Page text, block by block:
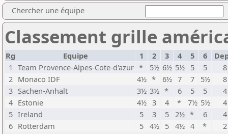
Chercher une équipe
Classement grille
Rg Equipe 1 2 3 4 5 6
1 Team Provence-Alpes-Cote-d'azur * 5½ 6½ 5½ 5 5
8
2 Monaco IDF 4½ * 6½ 7 7 5½
8
3 Sachen-Anhalt 3½ 3½ * 6 5 5
4
4 Estonie 4½ 3 4 * 7½ 5½
4
5 Ireland 5 3 5 2½ * 6
4
6 Rotterdam 5 4½ 5 4½ 4 * 2